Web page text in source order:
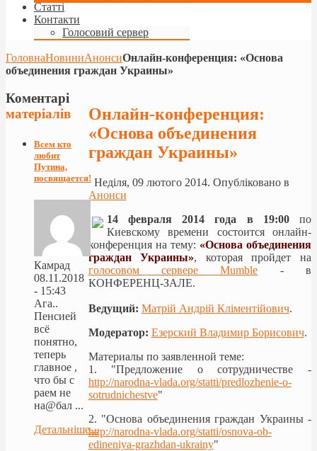
Статті
Контакти
Голосовий сервер
ГоловнаНовиниАнонсиОнлайн-конференция: «Основа
объединения граждан Украины»
Онлайн-конференция:
«Основа объединения
граждан Украины»
Неділя, 09 лютого 2014. Опубліковано в
Анонси
14 февраля 2014 года в 19:00по
Киевскому времени состоится онлайн-
конференция на тему: «Основа объединения
граждан Украины», которая пройдет на
голосовом сервере Mumble - в
КОНФЕРЕНЦ-ЗАЛЕ.
Ведущий: Матрій Андрій Кліментійович.
Модератор: Езерский Владимир Борисович.
Материалы по заявленной теме:
1. "Предложение о сотрудничестве -
http://narodna-vlada.org/statti/predlozhenie-o-
sotrudnichestve"
2. "Основа объединения граждан Украины -
http://narodna-vlada.org/statti/osnova-ob-
edineniya-grazhdan-ukrainy"
Коментарі
матеріалів
Всем кто
любит
Путина,
посвящается!
Камрад
08.11.2018
- 15:43
Ага..
Пенсией
всё
понятно,
теперь
главное ,
что бы с
раем не
на@бал ...
Детальніше...